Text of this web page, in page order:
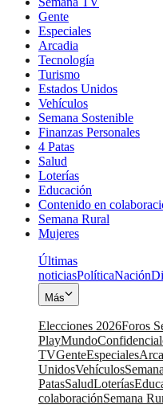
Gente
Especiales
Arcadia
Tecnología
Turismo
Estados Unidos
Vehículos
Semana Sostenible
Finanzas Personales
4 Patas
Salud
Loterías
Educación
Contenido en
Semana Rural
Mujeres
Últimas
noticiasPolíticaNación
Más
Elecciones 2026Foros
PlayMundo
TVGenteEspeciales
UnidosVehículos
PatasSaludLoterías
colaboraciónSemana